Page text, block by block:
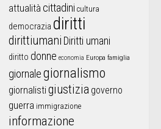
attualità cittadini cultura
democrazia diritti
dirittiumani Diritti umani
diritto donne economia Europa famiglia
giornalegiornalismo
giornalistigiustizia governo
guerra immigrazione
informazione